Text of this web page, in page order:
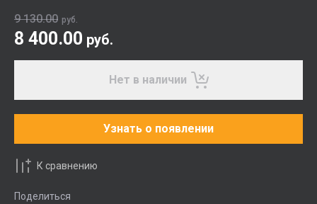
9 130.00 руб.
8 400.00 руб.
Нет в наличии
Узнать о появлении
К сравнению
Поделиться